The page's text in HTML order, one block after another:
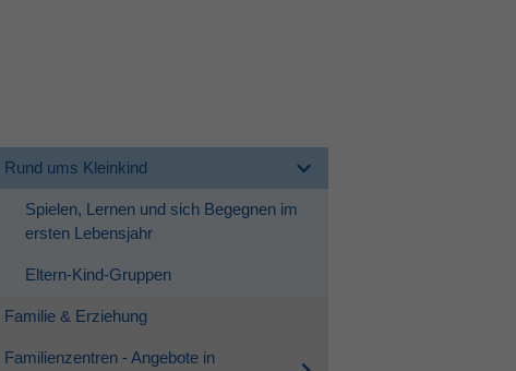
Rund ums Kleinkind
Spielen, Lernen und sich Begegnen im
ersten Lebensjahr
Eltern-Kind-Gruppen
Familie & Erziehung
Familienzentren - Angebote in